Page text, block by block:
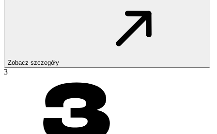
Zobacz szczegóły
3